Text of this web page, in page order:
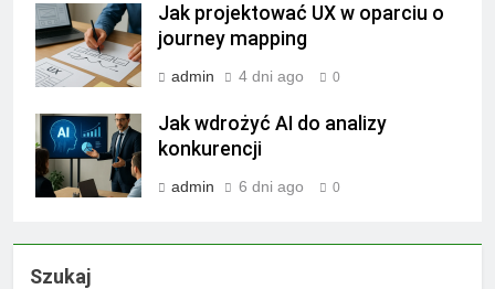
Jak projektować UX w oparciu o
journey mapping
admin 4 dni ago 0
Jak wdrożyć AI do analizy
konkurencji
admin 6 dni ago 0
Szukaj